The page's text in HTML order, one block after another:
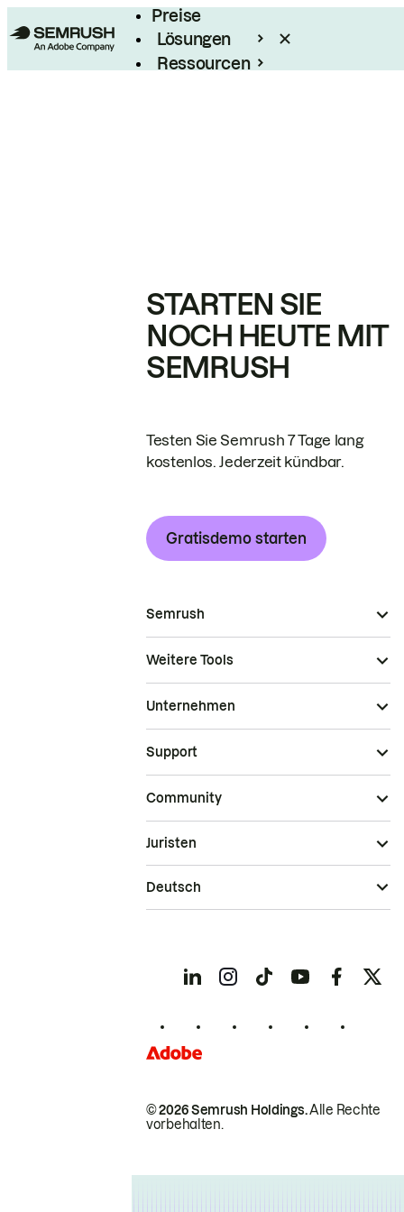
Preise
Lösungen
Ressourcen
STARTEN SIE
NOCH HEUTE MIT
SEMRUSH
Testen Sie Semrush 7 Tage lang
kostenlos. Jederzeit kündbar.
Gratisdemo starten
Semrush
Weitere Tools
Unternehmen
Support
Community
© 2026 Semrush Holdings.Alle Rechte
vorbehalten.
Juristen
Deutsch